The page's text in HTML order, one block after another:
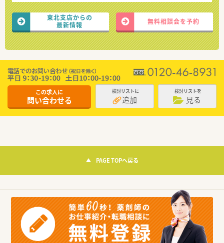
東北支店からの
最新情報
無料相談会を予約
この求人に
問い合わせる
検討リストに
追加
検討リストを
見る
PAGE TOPへ戻る